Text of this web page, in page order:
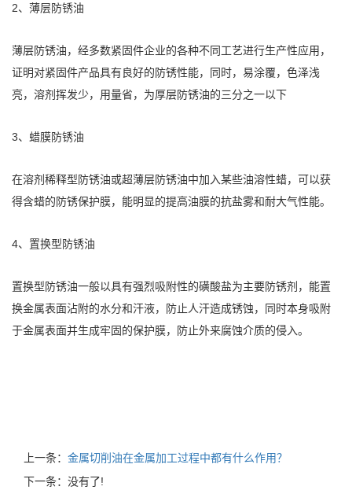
2、薄层防锈油
薄层防锈油，经多数紧固件企业的各种不同工艺进行生产性应用，
证明对紧固件产品具有良好的防锈性能，同时，易涂覆，色泽浅
亮，溶剂挥发少，用量省，为厚层防锈油的三分之一以下
3、蜡膜防锈油
在溶剂稀释型防锈油或超薄层防锈油中加入某些油溶性蜡，可以获
得含蜡的防锈保护膜，能明显的提高油膜的抗盐雾和耐大气性能。
4、置换型防锈油
置换型防锈油一般以具有强烈吸附性的磺酸盐为主要防锈剂，能置
换金属表面沾附的水分和汗液，防止人汗造成锈蚀，同时本身吸附
于金属表面并生成牢固的保护膜，防止外来腐蚀介质的侵入。
上一条： 金属切削油在金属加工过程中都有什么作用？
下一条：没有了!